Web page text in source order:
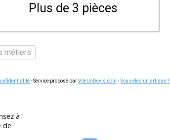
Plus de 3 pièces
métiers
- Service proposé parViteUnDevis.com -Vous êtes un artisan ?
à
de